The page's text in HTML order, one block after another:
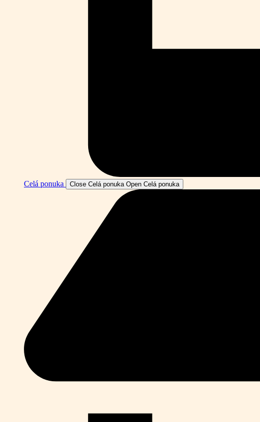
Celá ponuka Close Celá ponuka Open Celá ponuka